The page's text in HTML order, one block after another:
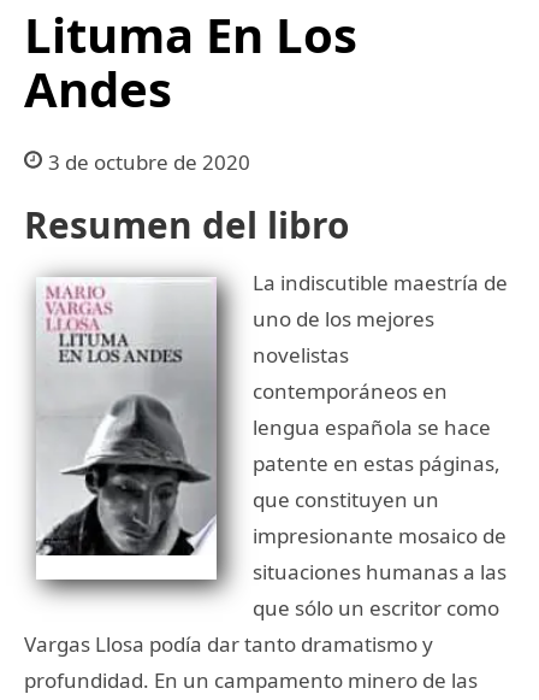
Lituma En Los
Andes
3 de octubre de 2020
Resumen del libro
La indiscutible maestría de
uno de los mejores
novelistas
contemporáneos en
lengua española se hace
patente en estas páginas,
que constituyen un
impresionante mosaico de
situaciones humanas a las
que sólo un escritor como
Vargas Llosa podía dar tanto dramatismo y
profundidad. En un campamento minero de las